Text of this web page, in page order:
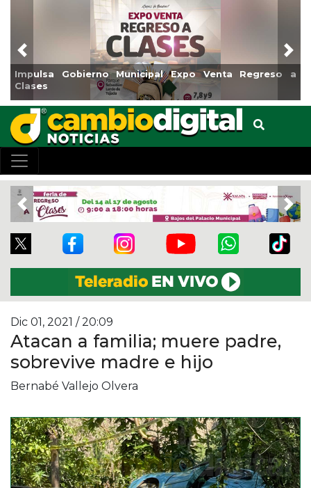
Gobierno Municipal Expo Venta Regreso a
Previous
Previous
Dic 01, 2021 / 20:09
Atacan a familia; muere padre,
sobrevive madre e hijo
Bernabé Vallejo Olvera